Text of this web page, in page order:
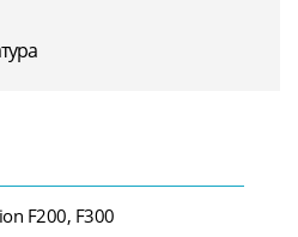
F200, F300